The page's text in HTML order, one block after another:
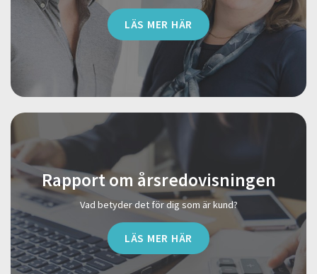
LÄS MER HÄR
Rapport om årsredovisningen
Vad betyder det för dig som är kund?
LÄS MER HÄR